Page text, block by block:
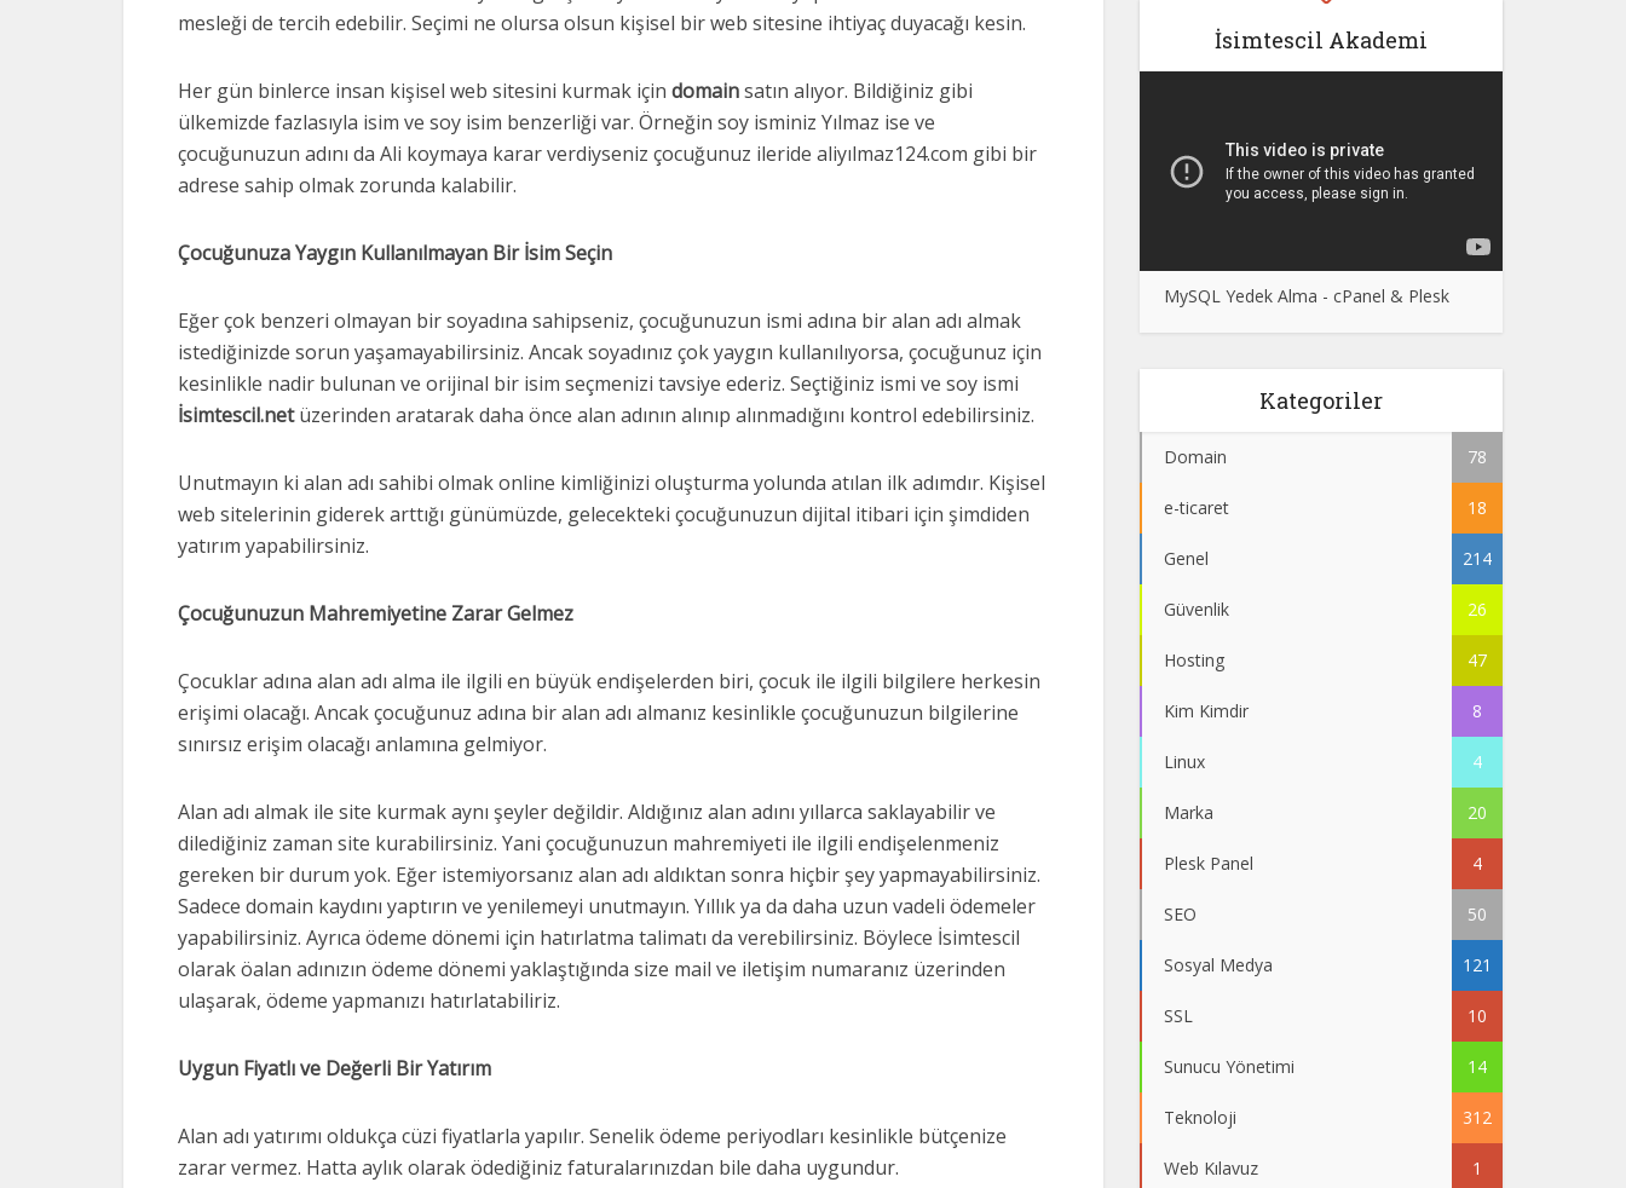
mesleği de tercih edebilir. Seçimi ne olursa olsun kişisel bir web sitesine ihtiyaç duyacağı kesin.
Her gün binlerce insan kişisel web sitesini kurmak için domainsatın alıyor. Bildiğiniz gibi
ülkemizde fazlasıyla isim ve soy isim benzerliği var. Örneğin soy isminiz Yılmaz ise ve
çocuğunuzun adını da Ali koymaya karar verdiyseniz çocuğunuz ileride aliyılmaz124.com gibi bir
adrese sahip olmak zorunda kalabilir.
Çocuğunuza Yaygın Kullanılmayan Bir İsim Seçin
Eğer çok benzeri olmayan bir soyadına sahipseniz, çocuğunuzun ismi adına bir alan adı almak
istediğinizde sorun yaşamayabilirsiniz. Ancak soyadınız çok yaygın kullanılıyorsa, çocuğunuz için
kesinlikle nadir bulunan ve orijinal bir isim seçmenizi tavsiye ederiz. Seçtiğiniz ismi ve soy ismi
İsimtescil.netüzerinden aratarak daha önce alan adının alınıp alınmadığını kontrol edebilirsiniz.
Unutmayın ki alan adı sahibi olmak online kimliğinizi oluşturma yolunda atılan ilk adımdır. Kişisel
web sitelerinin giderek arttığı günümüzde, gelecekteki çocuğunuzun dijital itibari için şimdiden
yatırım yapabilirsiniz.
Çocuğunuzun Mahremiyetine Zarar Gelmez
Çocuklar adına alan adı alma ile ilgili en büyük endişelerden biri, çocuk ile ilgili bilgilere herkesin
erişimi olacağı. Ancak çocuğunuz adına bir alan adı almanız kesinlikle çocuğunuzun bilgilerine
sınırsız erişim olacağı anlamına gelmiyor.
Alan adı almak ile site kurmak aynı şeyler değildir. Aldığınız alan adını yıllarca saklayabilir ve
dilediğiniz zaman site kurabilirsiniz. Yani çocuğunuzun mahremiyeti ile ilgili endişelenmeniz
gereken bir durum yok. Eğer istemiyorsanız alan adı aldıktan sonra hiçbir şey yapmayabilirsiniz.
Sadece domain kaydını yaptırın ve yenilemeyi unutmayın. Yıllık ya da daha uzun vadeli ödemeler
yapabilirsiniz. Ayrıca ödeme dönemi için hatırlatma talimatı da verebilirsiniz. Böylece İsimtescil
olarak öalan adınızın ödeme dönemi yaklaştığında size mail ve iletişim numaranız üzerinden
ulaşarak, ödeme yapmanızı hatırlatabiliriz.
Uygun Fiyatlı ve Değerli Bir Yatırım
Alan adı yatırımı oldukça cüzi fiyatlarla yapılır. Senelik ödeme periyodları kesinlikle bütçenize
zarar vermez. Hatta aylık olarak ödediğiniz faturalarınızdan bile daha uygundur.
İsimtescil Akademi
MySQL Yedek Alma - cPanel & Plesk
Kategoriler
Domain 78
e-ticaret 18
Genel 214
Güvenlik 26
Hosting 47
Kim Kimdir 8
Linux 4
Marka 20
Plesk Panel 4
SEO 50
Sosyal Medya 121
SSL 10
Sunucu Yönetimi 14
Teknoloji 312
Web Kılavuz 1